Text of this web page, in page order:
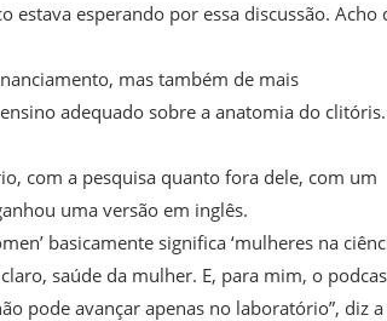
esperando por essa discussão. Acho
mas também de mais
adequado sobre a anatomia do clitóris.
com a pesquisa quanto fora dele, com um
uma versão em inglês.
basicamente significa ‘mulheres na
saúde da mulher. E, para mim, o
pode avançar apenas no laboratório”, diz a